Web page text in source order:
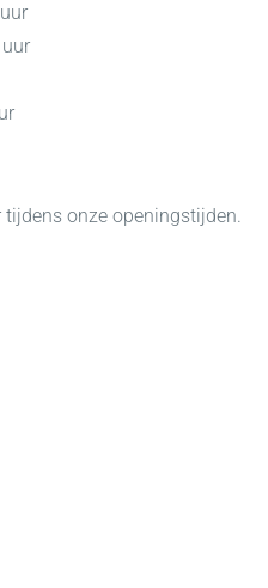
onze openingstijden.